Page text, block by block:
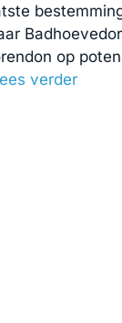
op poten
verder